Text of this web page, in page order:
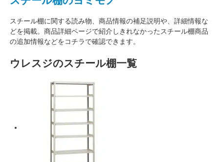
スチール棚に関する読み物、商品情報の補足説明や、詳細情報な
どを掲載。商品詳細ページで紹介しきれなかったスチール棚商品
の追加情報などをコチラで確認できます。
ウレスジのスチール棚一覧